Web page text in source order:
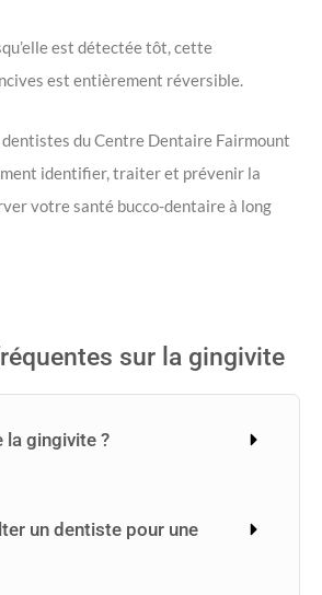
est détectée tôt, cette
est entièrement réversible.
du Centre Dentaire Fairmount
identifier, traiter et prévenir la
votre santé bucco-dentaire à long
sur la gingivite
la gingivite ?
un dentiste pour une